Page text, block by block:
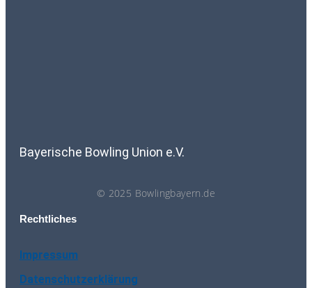
Bayerische Bowling Union e.V.
© 2025 Bowlingbayern.de
Rechtliches
Impressum
Datenschutzerklärung